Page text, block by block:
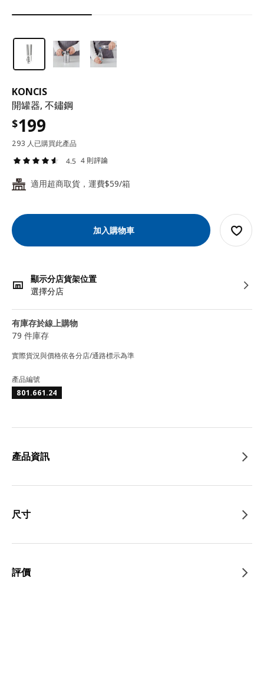
KONCIS
開罐器, 不鏽鋼
$199
293 人已購買此產品
4.5 4 則評論
24 適用超商取貨，運費$59/箱
加入購物車
顯示分店貨架位置
選擇分店
有庫存於線上購物
79 件庫存
實際貨況與價格依各分店/通路標示為準
產品編號
801.661.24
產品資訊
尺寸
評價